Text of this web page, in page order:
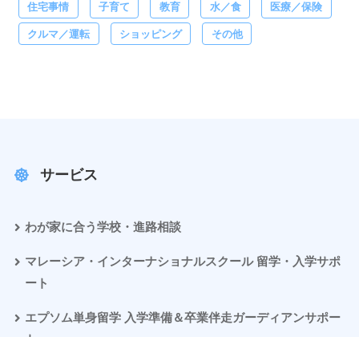
住宅事情 子育て 教育 水／食 医療／保険
クルマ／運転 ショッピング その他
サービス
わが家に合う学校・進路相談
マレーシア・インターナショナルスクール 留学・入学サポ
ート
エプソム単身留学 入学準備＆卒業伴走ガーディアンサポー